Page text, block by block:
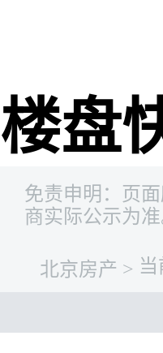
楼盘
免责申明：页
商实际公示为准
北京房产 >